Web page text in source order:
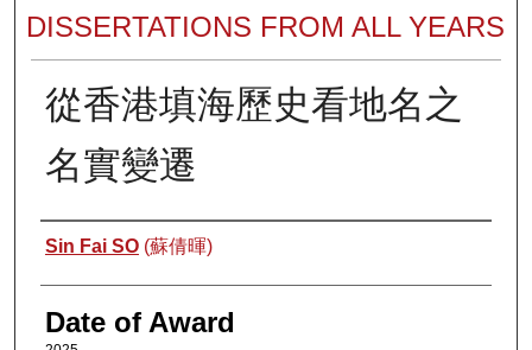
DISSERTATIONS FROM ALL YEARS
從香港填海歷史看地名之
名實變遷
Author
Sin Fai SO(蘇倩暉)
Date of Award